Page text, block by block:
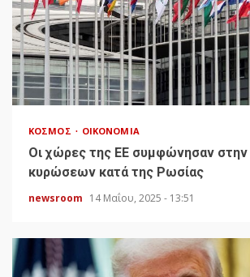
ΚΌΣΜΟΣ ΟΙΚΟΝΟΜΊΑ
Οι χώρες της ΕΕ συμφώνησαν
κυρώσεων κατά της Ρωσίας
newsroom 14 Μαΐου, 2025 - 13:51